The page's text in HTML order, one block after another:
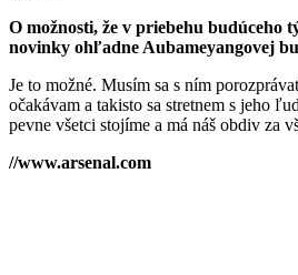
O možnosti, že v priebehu budúceho
novinky ohľadne Aubameyangovej
Je to možné. Musím sa s ním
očakávam a takisto sa stretnem s jeho
pevne všetci stojíme a má náš obdiv za
//www.arsenal.com